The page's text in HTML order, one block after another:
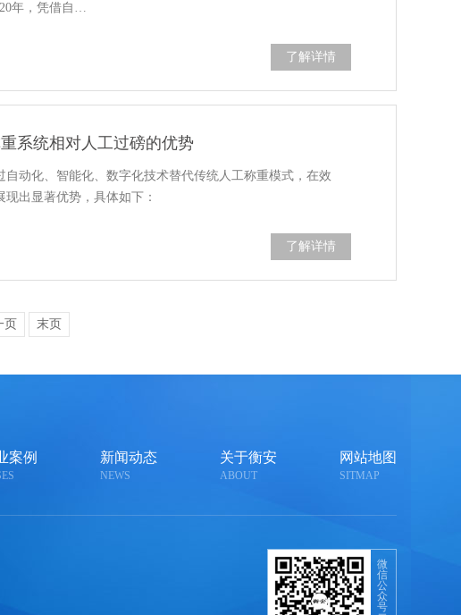
年，凭借自…
了解详情
系统相对人工过磅的优势
自动化、智能化、数字化技术替代传统人工称重模式，在效
出显著优势，具体如下：
了解详情
页 末页
案例 新闻动态
NEWS
关于衡安
ABOUT
网站地图
SITMAP
微
信
公
众
号